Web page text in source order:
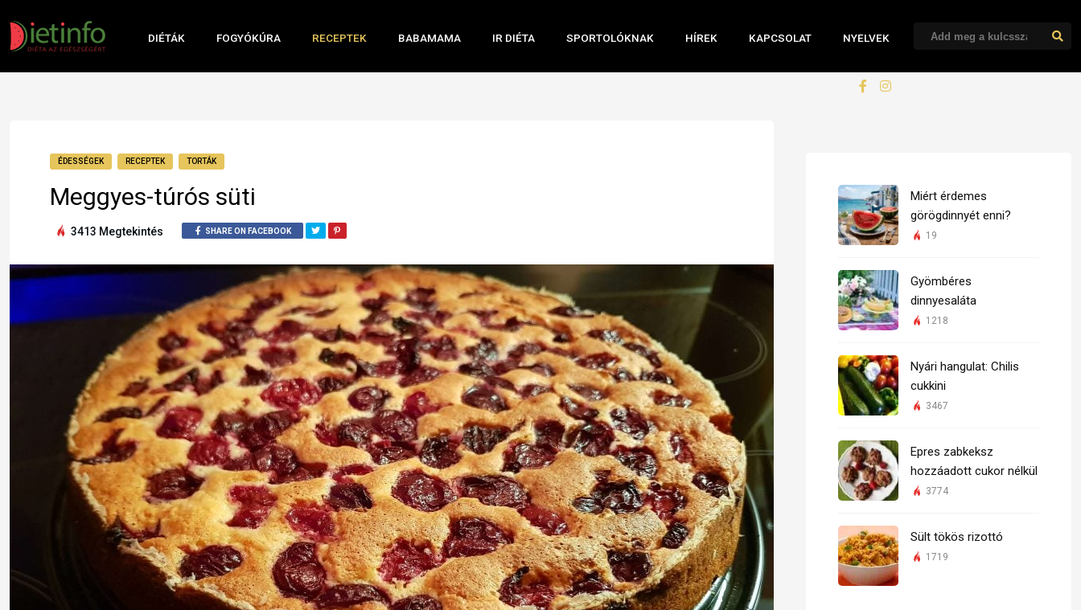
DIÉTÁK FOGYÓKÚRA RECEPTEK BABAMAMA IR DIÉTA SPORTOLÓKNAK HÍREK KAPCSOLAT NYELVEK
ÉDESSÉGEK RECEPTEK TORTÁK
Meggyes-túrós süti
3413 Megtekintés SHARE ON FACEBOOK
Miért érdemes
görögdinnyét enni?
19
Gyömbéres
dinnyesaláta
1218
Nyári hangulat: Chilis
cukkini
3467
Epres zabkeksz
hozzáadott cukor nélkül
3774
Sült tökös rizottó
1719